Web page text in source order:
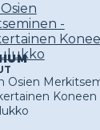
-